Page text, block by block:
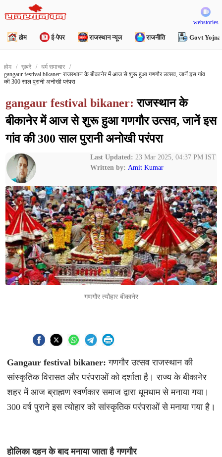
webstories
होम ई-पेपर राजस्थान न्यूज राजनीति Govt Yojna
होम ख़बरें
धर्म समाचार
gangaur festival bikaner: राजस्थान के बीकानेर में आज से शुरू हुआ गणगौर उत्सव, जानें इस गांव
की 300 साल पुरानी अनोखी परंपरा
gangaur festival bikaner: राजस्थान के
बीकानेर में आज से शुरू हुआ गणगौर उत्सव, जानें इस
गांव की 300 साल पुरानी अनोखी परंपरा
Last Updated: 23 Mar 2025, 04:37 PM IST
Written by: Amit Kumar
गणगौर त्यौहार बीकानेर
Gangaur festival bikaner: गणगौर उत्सव राजस्थान की
सांस्कृतिक विरासत और परंपराओं को दर्शाता है। राज्य के बीकानेर
शहर में आज ब्राह्मण स्वर्णकार समाज द्वारा धूमधाम से मनाया गया।
300 वर्ष पुराने इस त्योहार को सांस्कृतिक परंपराओं से मनाया गया है।
होलिका दहन के बाद मनाया जाता है गणगौर